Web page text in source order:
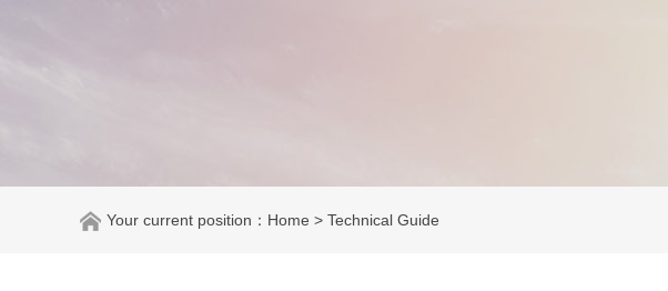
Your current position： Home > Technical Guide